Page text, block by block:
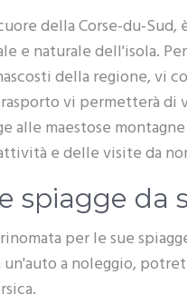
della Corse-du-
e naturale dell'isola.
della regione, vi
vi permetterà di
alle maestose
e delle visite da
spiagge da
per le sue
un'auto a noleggio,